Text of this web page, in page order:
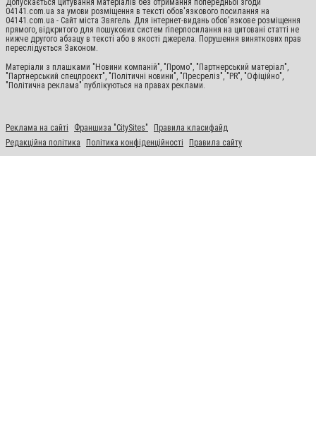
Допускається цитування матеріалів без отримання попередньої згоди
04141.com.ua за умови розміщення в тексті обов'язкового посилання на
04141.com.ua - Сайт міста Звягель. Для інтернет-видань обов'язкове розміщення
прямого, відкритого для пошукових систем гіперпосилання на цитовані статті не
нижче другого абзацу в тексті або в якості джерела. Порушення виняткових прав
переслідується Законом.
Матеріали з плашками "Новини компаній", "Промо", "Партнерський матеріал",
"Партнерський спецпроєкт", "Політичні новини", "Пресреліз", "PR", "Офіційно",
"Політична реклама" публікуються на правах реклами.
Реклама на сайті Франшиза "CitySites"
Правила класифайд
Редакційна політика
Політика конфіденційності Правила сайту